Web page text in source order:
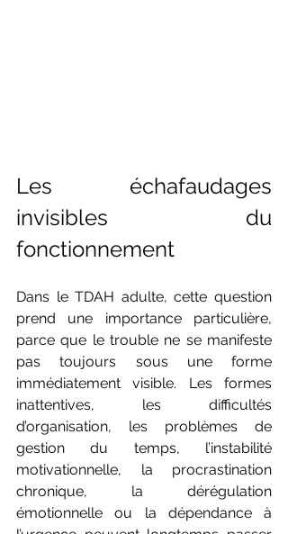
Les échafaudages
invisibles du
fonctionnement
Dans le TDAH adulte, cette question
prend une importance particulière,
parce que le trouble ne se manifeste
pas toujours sous une forme
immédiatement visible. Les formes
inattentives, les difficultés
d’organisation, les problèmes de
gestion du temps, l’instabilité
motivationnelle, la procrastination
chronique, la dérégulation
émotionnelle ou la dépendance à